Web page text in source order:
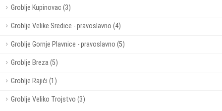
Groblje Kupinovac (3)
Groblje Velike Sredice - pravoslavno (4)
Groblje Gornje Plavnice - pravoslavno (5)
Groblje Breza (5)
Groblje Rajići (1)
Groblje Veliko Trojstvo (3)